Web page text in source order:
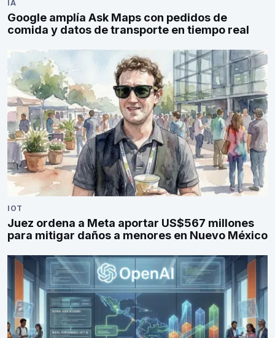
IA
Google amplía Ask Maps con pedidos de
comida y datos de transporte en tiempo real
IOT
Juez ordena a Meta aportar US$567 millones
para mitigar daños a menores en Nuevo México